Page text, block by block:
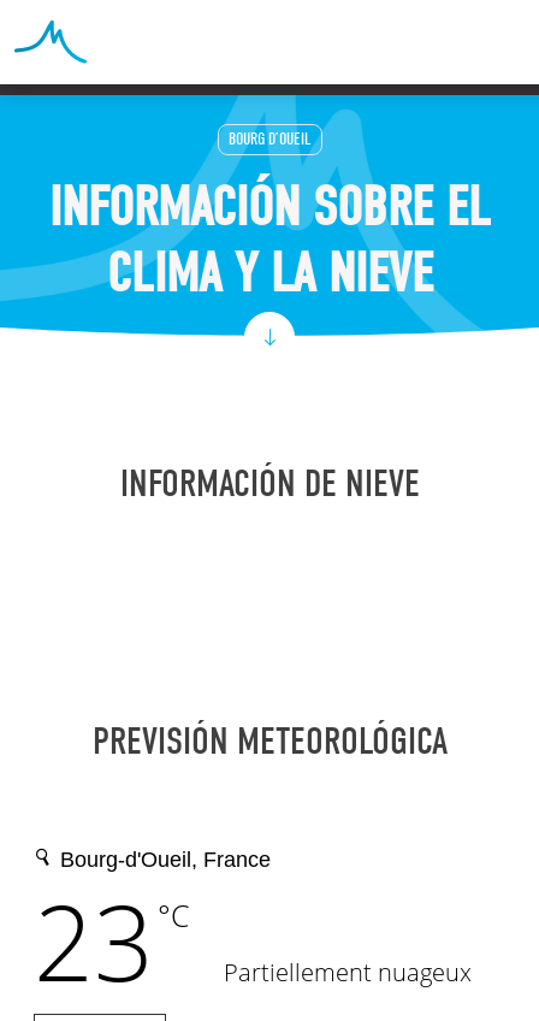
BOURG D’OUEIL
INFORMACIÓN SOBRE EL
CLIMA Y LA NIEVE
INFORMACIÓN DE NIEVE
PREVISIÓN METEOROLÓGICA